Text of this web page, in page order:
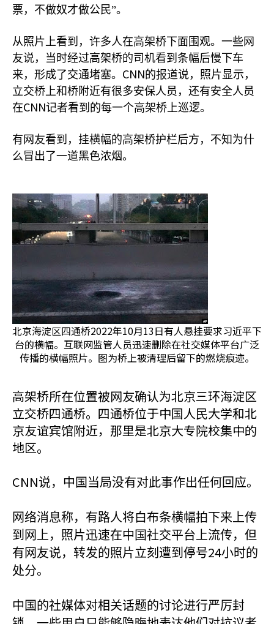
票，不做奴才做公民”。
从照片上看到，许多人在高架桥下面围观。一些网
友说，当时经过高架桥的司机看到条幅后慢下车
来，形成了交通堵塞。 CNN的报道说，照片显示，
立交桥上和桥附近有很多安保人员，还有安全人员
在CNN记者看到的每一个高架桥上巡逻。
有网友看到，挂横幅的高架桥护栏后方，不知为什
么冒出了一道黑色浓烟。
北京海淀区四通桥2022年10月13日有人悬挂要求习近平下
台的横幅。互联网监管人员迅速删除在社交媒体平台广泛
传播的横幅照片。图为桥上被清理后留下的燃烧痕迹。
高架桥所在位置被网友确认为北京三环海淀区
立交桥四通桥。四通桥位于中国人民大学和北
京友谊宾馆附近，那里是北京大专院校集中的
地区。
CNN说，中国当局没有对此事作出任何回应。
网络消息称，有路人将白布条横幅拍下来上传
到网上，照片迅速在中国社交平台上流传，但
有网友说，转发的照片立刻遭到停号24小时的
处分。
中国的社媒体对相关话题的讨论进行严厉封